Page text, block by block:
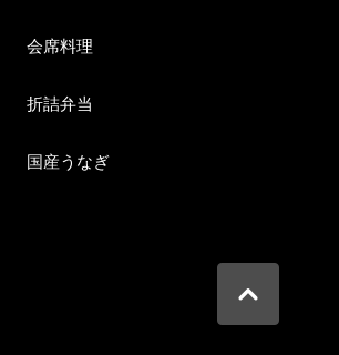
会席料理
折詰弁当
国産うなぎ